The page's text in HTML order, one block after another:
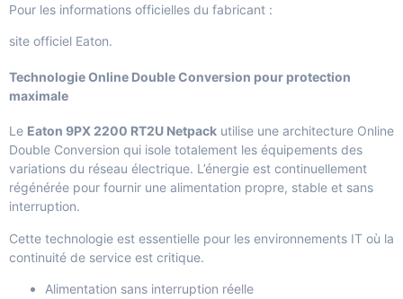
Pour les informations officielles du fabricant :
site officiel Eaton.
Technologie Online Double Conversion pour protection
maximale
Le Eaton 9PX 2200 RT2U Netpack utilise une architecture Online
Double Conversion qui isole totalement les équipements des
variations du réseau électrique. L’énergie est continuellement
régénérée pour fournir une alimentation propre, stable et sans
interruption.
Cette technologie est essentielle pour les environnements IT où la
continuité de service est critique.
Alimentation sans interruption réelle